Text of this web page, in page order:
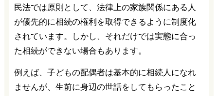
民法では原則として、法律上の家族関係にある人
が優先的に相続の権利を取得できるように制度化
されています。しかし、それだけでは実態に合っ
た相続ができない場合もあります。
例えば、子どもの配偶者は基本的に相続人になれ
ませんが、生前に身辺の世話をしてもらったこと